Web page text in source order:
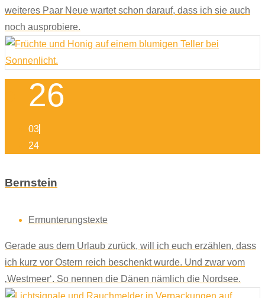
weiteres Paar Neue wartet schon darauf, dass ich sie auch
noch ausprobiere.
26
03
24
Bernstein
Ermunterungstexte
Gerade aus dem Urlaub zurück, will ich euch erzählen, dass
ich kurz vor Ostern reich beschenkt wurde. Und zwar vom
‚Westmeer‘. So nennen die Dänen nämlich die Nordsee.